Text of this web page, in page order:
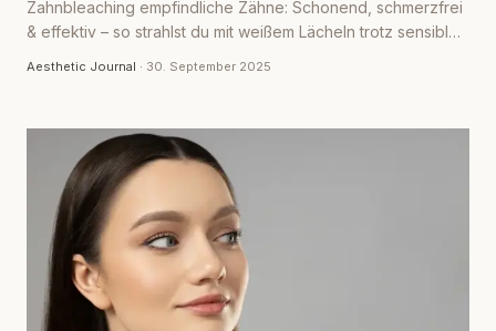
Zahnbleaching empfindliche Zähne: Schonend, schmerzfrei
& effektiv – so strahlst du mit weißem Lächeln trotz sensibler
Aesthetic Journal · 30. September 2025